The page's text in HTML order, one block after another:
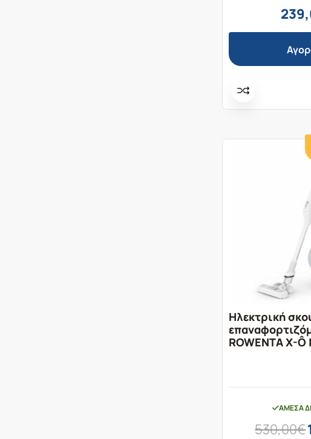
Ηλεκτρική
ROWENTA X-Ô
ΆΜΕΣΑ
530,00€